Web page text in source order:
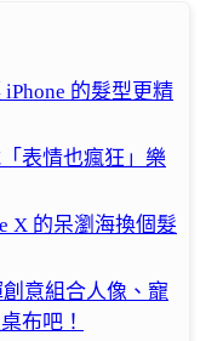
的髮型更精
表情也瘋狂」樂
X 的呆瀏海換個髮
意組合人像、寵
布吧！